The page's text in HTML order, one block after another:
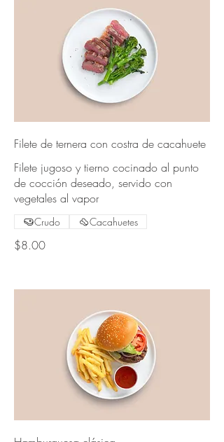
Filete de ternera con costra de cacahuete
Filete jugoso y tierno cocinado al punto
de cocción deseado, servido con
vegetales al vapor
$8.00
Crudo Cacahuetes